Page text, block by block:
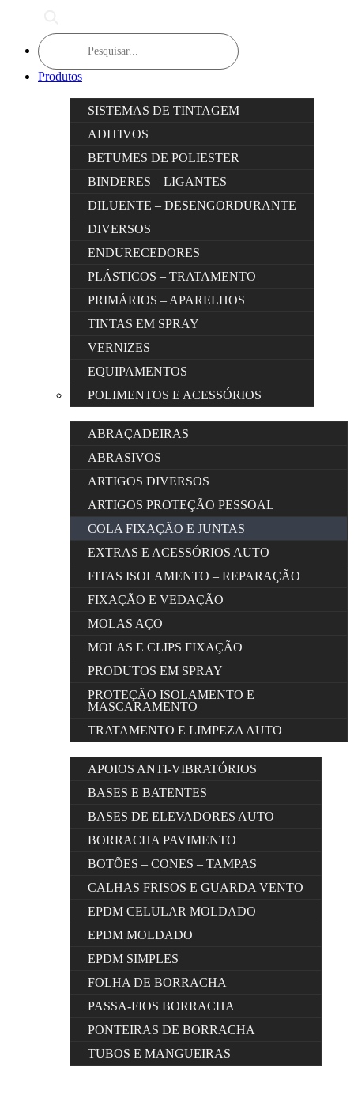
Products
search
Produtos
SISTEMAS DE TINTAGEM
ADITIVOS
BETUMES DE POLIESTER
BINDERES – LIGANTES
DILUENTE – DESENGORDURANTE
DIVERSOS
ENDURECEDORES
PLÁSTICOS – TRATAMENTO
PRIMÁRIOS – APARELHOS
TINTAS EM SPRAY
VERNIZES
EQUIPAMENTOS
POLIMENTOS E ACESSÓRIOS
ABRAÇADEIRAS
ABRASIVOS
ARTIGOS DIVERSOS
ARTIGOS PROTEÇÃO PESSOAL
COLA FIXAÇÃO E JUNTAS
EXTRAS E ACESSÓRIOS AUTO
FITAS ISOLAMENTO – REPARAÇÃO
FIXAÇÃO E VEDAÇÃO
MOLAS AÇO
MOLAS E CLIPS FIXAÇÃO
PRODUTOS EM SPRAY
PROTEÇÃO ISOLAMENTO E
MASCARAMENTO
TRATAMENTO E LIMPEZA AUTO
APOIOS ANTI-VIBRATÓRIOS
BASES E BATENTES
BASES DE ELEVADORES AUTO
BORRACHA PAVIMENTO
BOTÕES – CONES – TAMPAS
CALHAS FRISOS E GUARDA VENTO
EPDM CELULAR MOLDADO
EPDM MOLDADO
EPDM SIMPLES
FOLHA DE BORRACHA
PASSA-FIOS BORRACHA
PONTEIRAS DE BORRACHA
TUBOS E MANGUEIRAS